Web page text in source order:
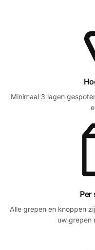
Minimaal 3 lagen
Per
Alle grepen en knoppen
uw grepen